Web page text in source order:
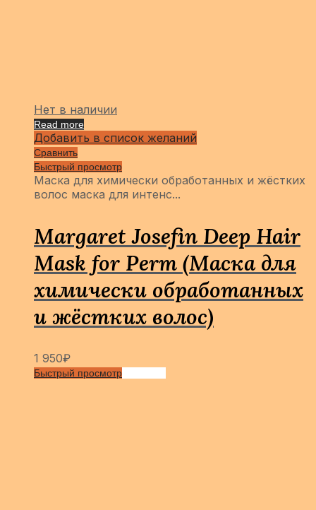
Нет в наличии
Read more
Добавить в список желаний
Сравнить
Быстрый просмотр
Маска для химически обработанных и жёстких
волос маска для интенс...
Margaret Josefin Deep Hair
Mask for Perm (Маска для
химически обработанных
и жёстких волос)
1 950₽
Быстрый просмотр